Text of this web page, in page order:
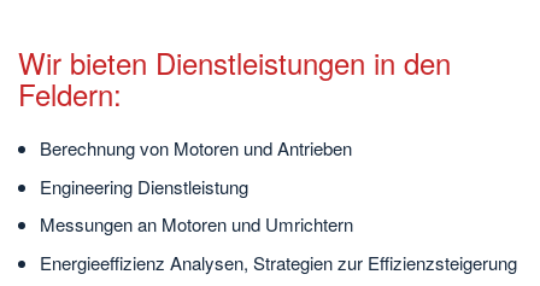
Wir bieten Dienstleistungen in den
Feldern:
Berechnung von Motoren und Antrieben
Engineering Dienstleistung
Messungen an Motoren und Umrichtern
Energieeffizienz Analysen, Strategien zur Effizienzsteigerung